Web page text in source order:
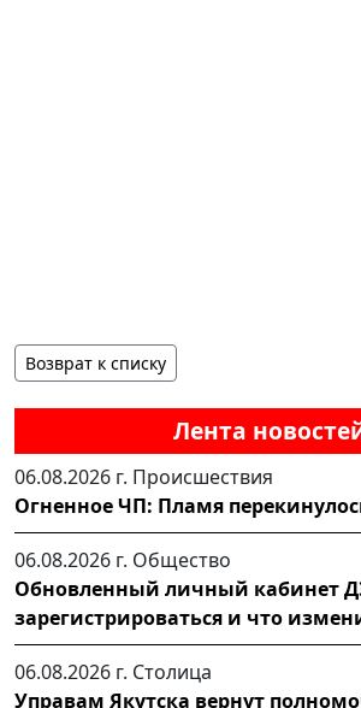
Лента
06.08.2026 г. Происшествия
Огненное ЧП: Пламя
06.08.2026 г. Общество
Обновленный личный кабинет
зарегистрироваться и что
06.08.2026 г. Столица
Управам Якутска вернут
Возврат к списку